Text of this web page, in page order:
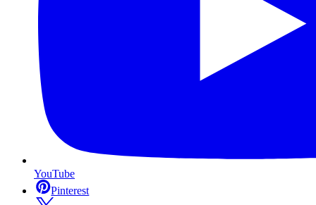
YouTube
Pinterest